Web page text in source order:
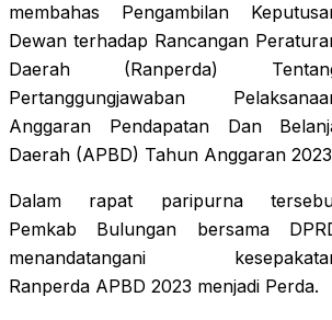
membahas Pengambilan
Dewan terhadap Rancangan
Daerah (Ranperda)
Pertanggungjawaban
Anggaran Pendapatan Dan
Daerah (APBD) Tahun Anggaran
Dalam rapat paripurna
Pemkab Bulungan bersama
menandatangani
Ranperda APBD 2023 menjadi Perda.